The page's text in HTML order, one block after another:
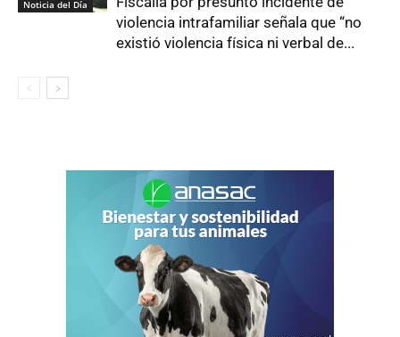
Noticia del Día
violencia intrafamiliar señala que “no
existió violencia física ni verbal de...